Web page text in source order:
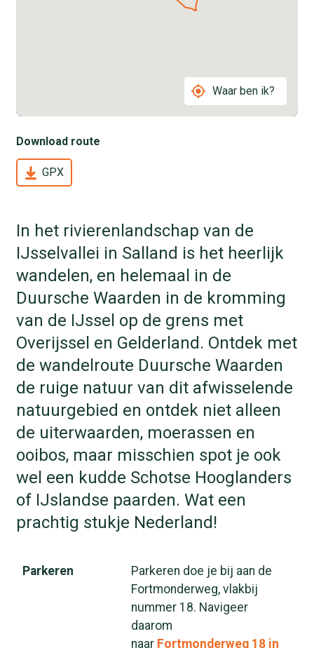
Waar ben ik?
Download route
GPX
In het rivierenlandschap van de
IJsselvallei in Salland is het heerlijk
wandelen, en helemaal in de
Duursche Waarden in de kromming
van de IJssel op de grens met
Overijssel en Gelderland. Ontdek met
de wandelroute Duursche Waarden
de ruige natuur van dit afwisselende
natuurgebied en ontdek niet alleen
de uiterwaarden, moerassen en
ooibos, maar misschien spot je ook
wel een kudde Schotse Hooglanders
of IJslandse paarden. Wat een
prachtig stukje Nederland!
Parkeren
Parkeren doe je bij aan de
Fortmonderweg, vlakbij
nummer 18. Navigeer
daarom
naar Fortmonderweg 18 in